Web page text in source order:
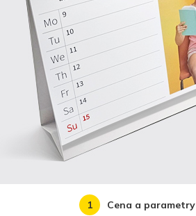
Cena a parametry